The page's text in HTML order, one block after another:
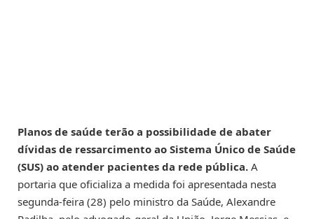
Planos de saúde terão a possibilidade de abater
dívidas de ressarcimento ao Sistema Único de Saúde
(SUS) ao atender pacientes da rede pública. A
portaria que oficializa a medida foi apresentada nesta
segunda-feira (28) pelo ministro da Saúde, Alexandre